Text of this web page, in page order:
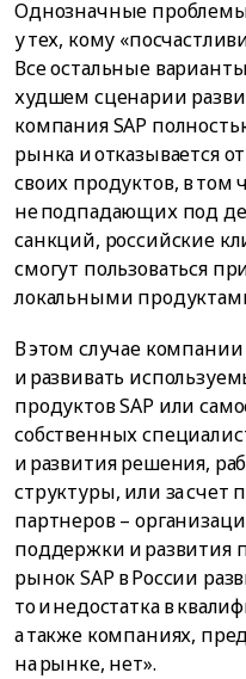
Однозначные
у тех, кому
Все остальные
худшем сценарии
компания SAP
рынка и отказывается
своих продуктов, в том
не подпадающих под
санкций, российские
смогут пользоваться
локальными
В этом случае
и развивать
продуктов SAP или
собственных
и развития решения,
структуры, или за счет
партнеров –
поддержки и развития
рынок SAP в России
то и недостатка в
а также компаниях,
на рынке, нет».